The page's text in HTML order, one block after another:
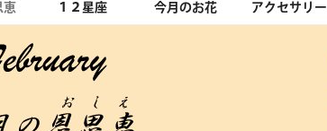
恵 １２星座 今月のお花 アクセサリー